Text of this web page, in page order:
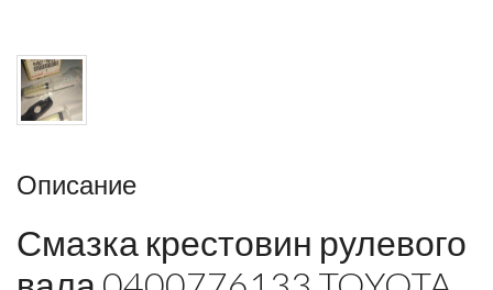
Описание
Смазка крестовин рулевого